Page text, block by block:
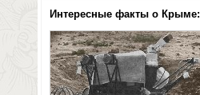
Интересные факты о Крыме: